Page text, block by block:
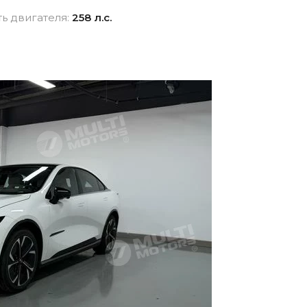
для
лицам в
все
Показать все
двигателя: 258 л.с.